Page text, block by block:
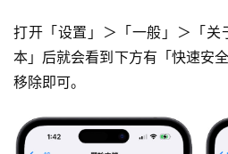
打开「设置」＞「一般」＞「关
本」后就会看到下方有「快速安
移除即可。